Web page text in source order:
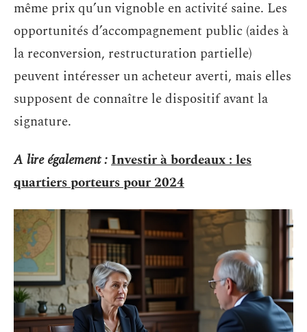
même prix qu’un vignoble en activité saine. Les
opportunités d’accompagnement public (aides à
la reconversion, restructuration partielle)
peuvent intéresser un acheteur averti, mais elles
supposent de connaître le dispositif avant la
signature.
A lire également :Investir à bordeaux : les
quartiers porteurs pour 2024